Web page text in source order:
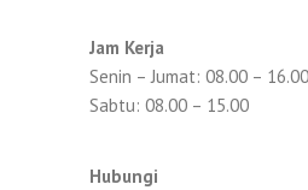
Jam Kerja
Senin – Jumat: 08.00 – 16.00
Sabtu: 08.00 – 15.00
Hubungi